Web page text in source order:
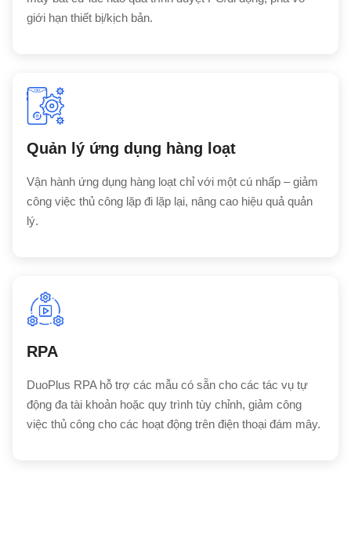
giới hạn thiết bị/kịch bản.
Quản lý ứng dụng hàng loạt
Vận hành ứng dụng hàng loạt chỉ với một cú nhấp – giảm
công việc thủ công lặp đi lặp lại, nâng cao hiệu quả quản
lý.
RPA
DuoPlus RPA hỗ trợ các mẫu có sẵn cho các tác vụ tự
động đa tài khoản hoặc quy trình tùy chỉnh, giảm công
việc thủ công cho các hoạt động trên điện thoại đám mây.